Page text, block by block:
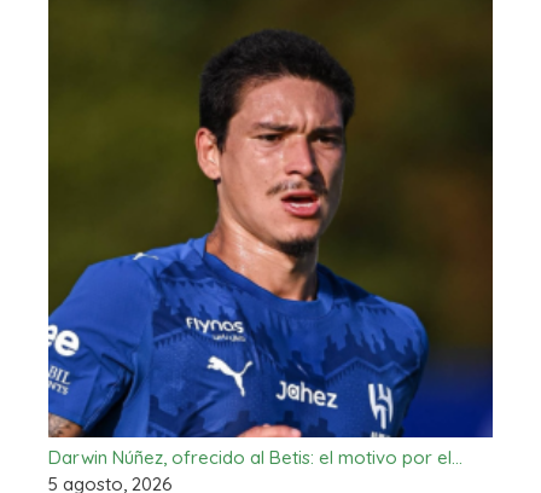
Darwin Núñez, ofrecido al Betis: el motivo por el…
5 agosto, 2026